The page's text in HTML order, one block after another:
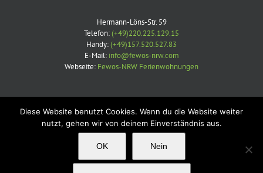
Hermann-Löns-Str. 59
Telefon:(+49)220.225.129.15
Handy:(+49)157.520.527.83
E-Mail: info@fewos-nrw.com
Webseite: Fewos-NRW Ferienwohnungen
Copyright 2012 - 2020 Avada | All Rights Reserved | Powered by
Diese Website benutzt Cookies. Wenn du die Website weiter
nutzt, gehen wir von deinem Einverständnis aus.
OK Nein